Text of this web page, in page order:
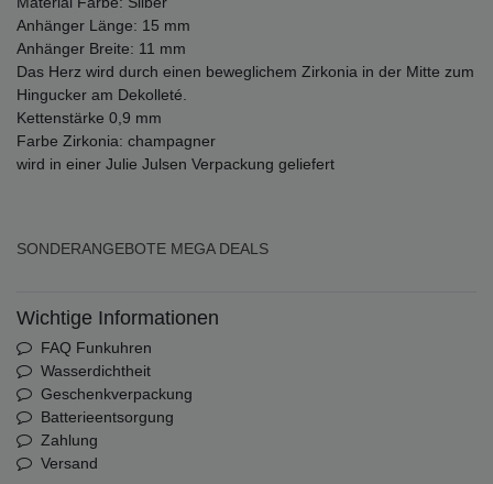
Anhänger Länge: 15 mm
Anhänger Breite: 11 mm
Das Herz wird durch einen beweglichem Zirkonia in der Mitte zum
Hingucker am Dekolleté.
Kettenstärke 0,9 mm
Farbe Zirkonia: champagner
wird in einer Julie Julsen Verpackung geliefert
SONDERANGEBOTE MEGA DEALS
Wichtige Informationen
FAQ Funkuhren
Wasserdichtheit
Geschenkverpackung
Batterieentsorgung
Zahlung
Versand